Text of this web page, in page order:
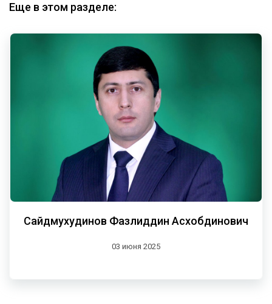
Еще в этом разделе:
Сайдмухудинов Фазлиддин Асхобдинович
03 июня 2025